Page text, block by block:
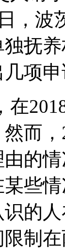
，
抚
几项
在
而
的
些
的
制